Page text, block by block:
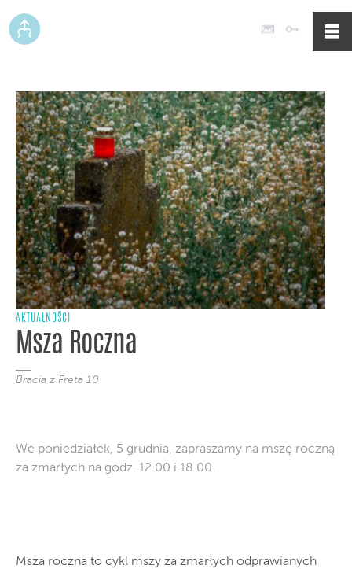
Poczta
AKTUALNOŚCI
Msza Roczna
Bracia z Freta 10
We poniedziałek, 5 grudnia, zapraszamy na mszę roczną
za zmarłych na godz. 12.00 i 18.00.
Msza roczna to cykl mszy za zmarłych odprawianych